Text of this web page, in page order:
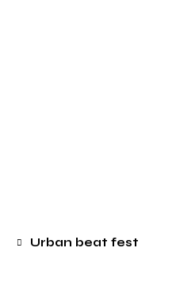
Urban beat fest